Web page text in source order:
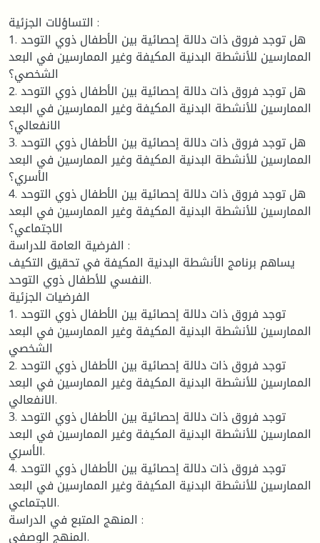
التساؤلات الجزئية :
1. هل توجد فروق ذات دلالة إحصائية بين الأطفال ذوي التوحد
الممارسين للأنشطة البدنية المكيفة وغير الممارسين في البعد
الشخصي؟
2. هل توجد فروق ذات دلالة إحصائية بين الأطفال ذوي التوحد
الممارسين للأنشطة البدنية المكيفة وغير الممارسين في البعد
الانفعالي؟
3. هل توجد فروق ذات دلالة إحصائية بين الأطفال ذوي التوحد
الممارسين للأنشطة البدنية المكيفة وغير الممارسين في البعد
الأسري؟
4. هل توجد فروق ذات دلالة إحصائية بين الأطفال ذوي التوحد
الممارسين للأنشطة البدنية المكيفة وغير الممارسين في البعد
الاجتماعي؟
الفرضية العامة للدراسة :
يساهم برنامج الأنشطة البدنية المكيفة في تحقيق التكيف
النفسي للأطفال ذوي التوحد.
الفرضيات الجزئية
1. توجد فروق ذات دلالة إحصائية بين الأطفال ذوي التوحد
الممارسين للأنشطة البدنية المكيفة وغير الممارسين في البعد
الشخصي
2. توجد فروق ذات دلالة إحصائية بين الأطفال ذوي التوحد
الممارسين للأنشطة البدنية المكيفة وغير الممارسين في البعد
الانفعالي.
3. توجد فروق ذات دلالة إحصائية بين الأطفال ذوي التوحد
الممارسين للأنشطة البدنية المكيفة وغير الممارسين في البعد
الأسري.
4. توجد فروق ذات دلالة إحصائية بين الأطفال ذوي التوحد
الممارسين للأنشطة البدنية المكيفة وغير الممارسين في البعد
الاجتماعي.
المنهج المتبع في الدراسة :
المنهج الوصفي.